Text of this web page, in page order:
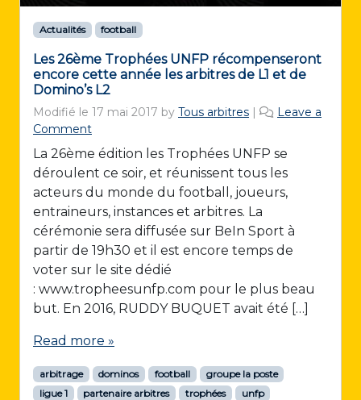
Actualités football
Les 26ème Trophées UNFP récompenseront
encore cette année les arbitres de L1 et de
Domino’s L2
Modifié le 17 mai 2017 by Tous arbitres |
Leave a
Comment
La 26ème édition les Trophées UNFP se
déroulent ce soir, et réunissent tous les
acteurs du monde du football, joueurs,
entraineurs, instances et arbitres. La
cérémonie sera diffusée sur BeIn Sport à
partir de 19h30 et il est encore temps de
voter sur le site dédié
: www.tropheesunfp.com pour le plus beau
but. En 2016, RUDDY BUQUET avait été […]
Read more »
arbitrage dominos football
groupe la poste
ligue 1
partenaire arbitres trophées unfp